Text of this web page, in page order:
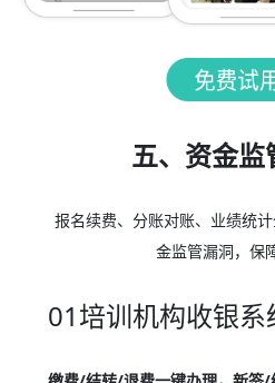
五、资金监
报名续费、分账对账、业绩统
金监管漏洞，保
01培训机构收银系